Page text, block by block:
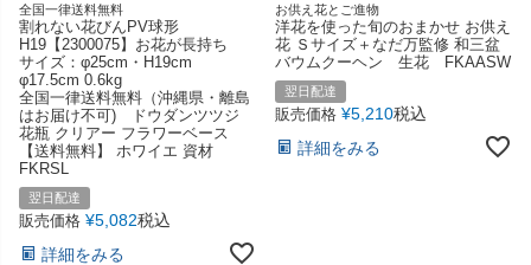
全国一律送料無料
割れない花びんPV球形
H19【2300075】お花が長持ち
サイズ：φ25cm・H19cm
φ17.5cm 0.6kg
全国一律送料無料（沖縄県・離島
はお届け不可) ドウダンツツジ
花瓶 クリアー フラワーベース
【送料無料】 ホワイエ 資材
FKRSL
翌日配達
販売価格 ¥5,082税込
詳細をみる
お供え花とご進物
洋花を使った旬のおまかせ お供え
花 Ｓサイズ＋なだ万監修 和三盆
バウムクーヘン 生花 FKAASW
翌日配達
販売価格 ¥5,210税込
詳細をみる